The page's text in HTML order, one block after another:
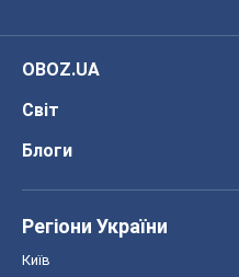
OBOZ.UA
Світ
Блоги
Регіони України
Київ